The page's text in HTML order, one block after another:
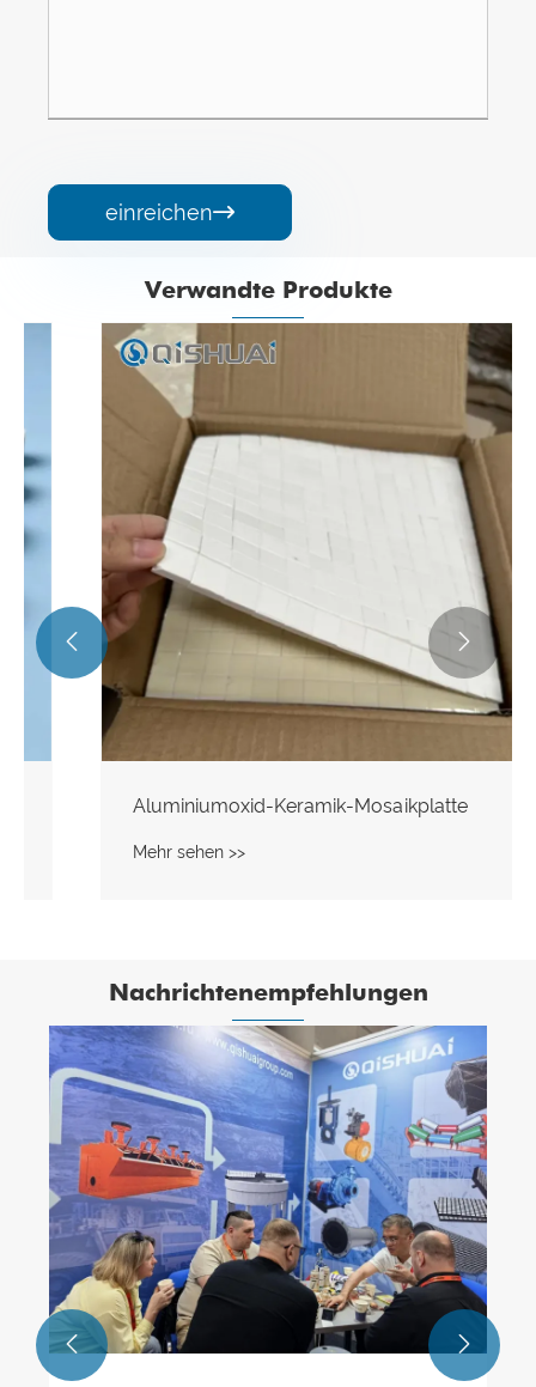
einreichen
Verwandte Produkte
Aluminiumoxid-Keramik-Mosaikplatte
Mehr sehen >>
 
Nachrichtenempfehlungen
 